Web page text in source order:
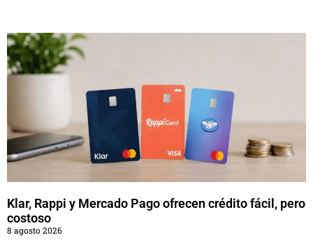
Klar, Rappi y Mercado Pago ofrecen crédito fácil, pero
costoso
8 agosto 2026